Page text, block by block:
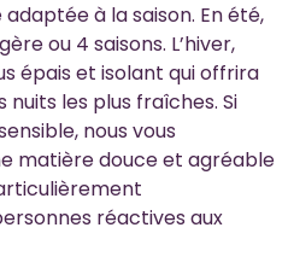
à la saison. En été,
ou 4 saisons. L’hiver,
épais et isolant qui offrira
les plus fraîches. Si
nous vous
matière douce et agréable
réactives aux